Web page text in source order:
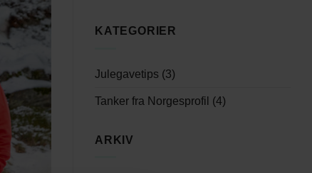
KATEGORIER
Julegavetips (3)
Tanker fra Norgesprofil (4)
ARKIV